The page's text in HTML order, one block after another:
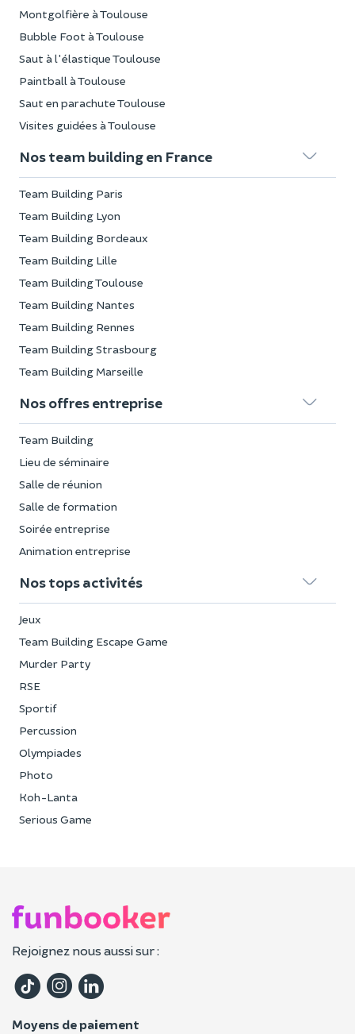
Montgolfière à Toulouse
Bubble Foot à Toulouse
Saut à l'élastique Toulouse
Paintball à Toulouse
Saut en parachute Toulouse
Visites guidées à Toulouse
Nos team building en France
Team Building Paris
Team Building Lyon
Team Building Bordeaux
Team Building Lille
Team Building Toulouse
Team Building Nantes
Team Building Rennes
Team Building Strasbourg
Team Building Marseille
Nos offres entreprise
Team Building
Lieu de séminaire
Salle de réunion
Salle de formation
Soirée entreprise
Animation entreprise
Nos tops activités
Jeux
Team Building Escape Game
Murder Party
RSE
Sportif
Percussion
Olympiades
Photo
Koh-Lanta
Serious Game
Rejoignez nous aussi sur :
Moyens de paiement